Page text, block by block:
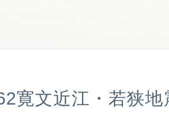
文近江・若狭地